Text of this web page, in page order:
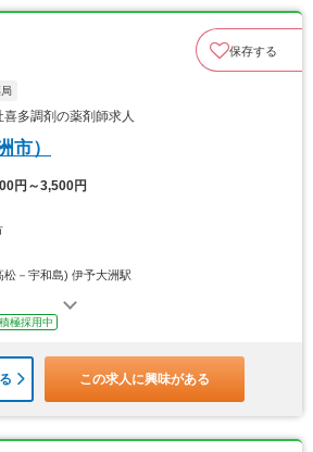
保存する
多調剤の薬剤師求人
市）
円～3,500円
松－宇和島) 伊予大洲駅
積極採用中
この求人に興味がある